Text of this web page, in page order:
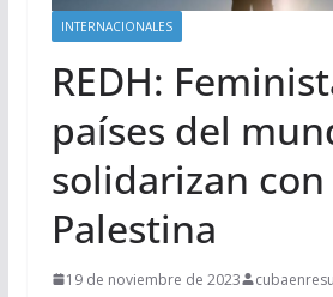
INTERNACIONALES
REDH:
países del
solidarizan con
Palestina
19 de noviembre de 2023